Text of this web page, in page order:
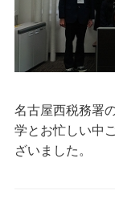
名古屋西税務署
学とお忙しい中
ざいました。